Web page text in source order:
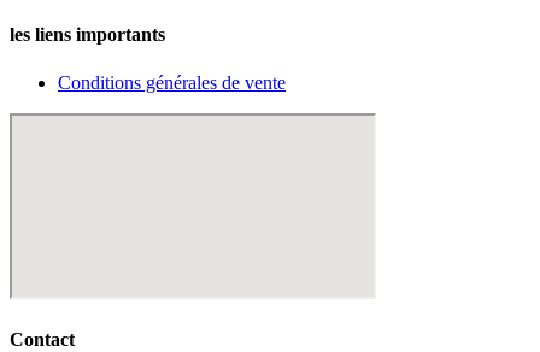
les liens importants
Conditions générales de vente
Contact